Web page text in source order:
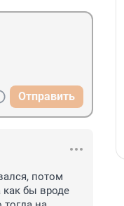
Отправить
потом
как бы вроде